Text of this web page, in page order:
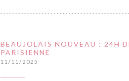
BEAUJOLAIS NOUVEAU : 24H
PARISIENNE
11/11/2025